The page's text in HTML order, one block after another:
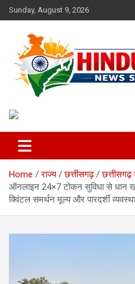
Skip
to
Sunday, August 9, 2026
Hindustan
Home राज्य छत्तीसगढ़
ऑनलाइन 24×7 टोकन सुविधा से धान
क्विंटल समर्थन मूल्य और पारदर्शी